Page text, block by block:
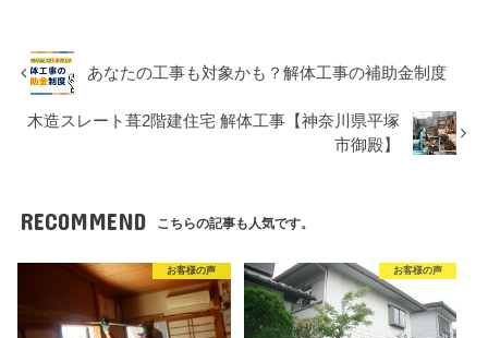
あなたの工事も対象かも？解体工事の補助金制度
木造スレート葺2階建住宅 解体工事【神奈川県平塚
市御殿】
RECOMMEND こちらの記事も人気です。
お客様の声 お客様の声